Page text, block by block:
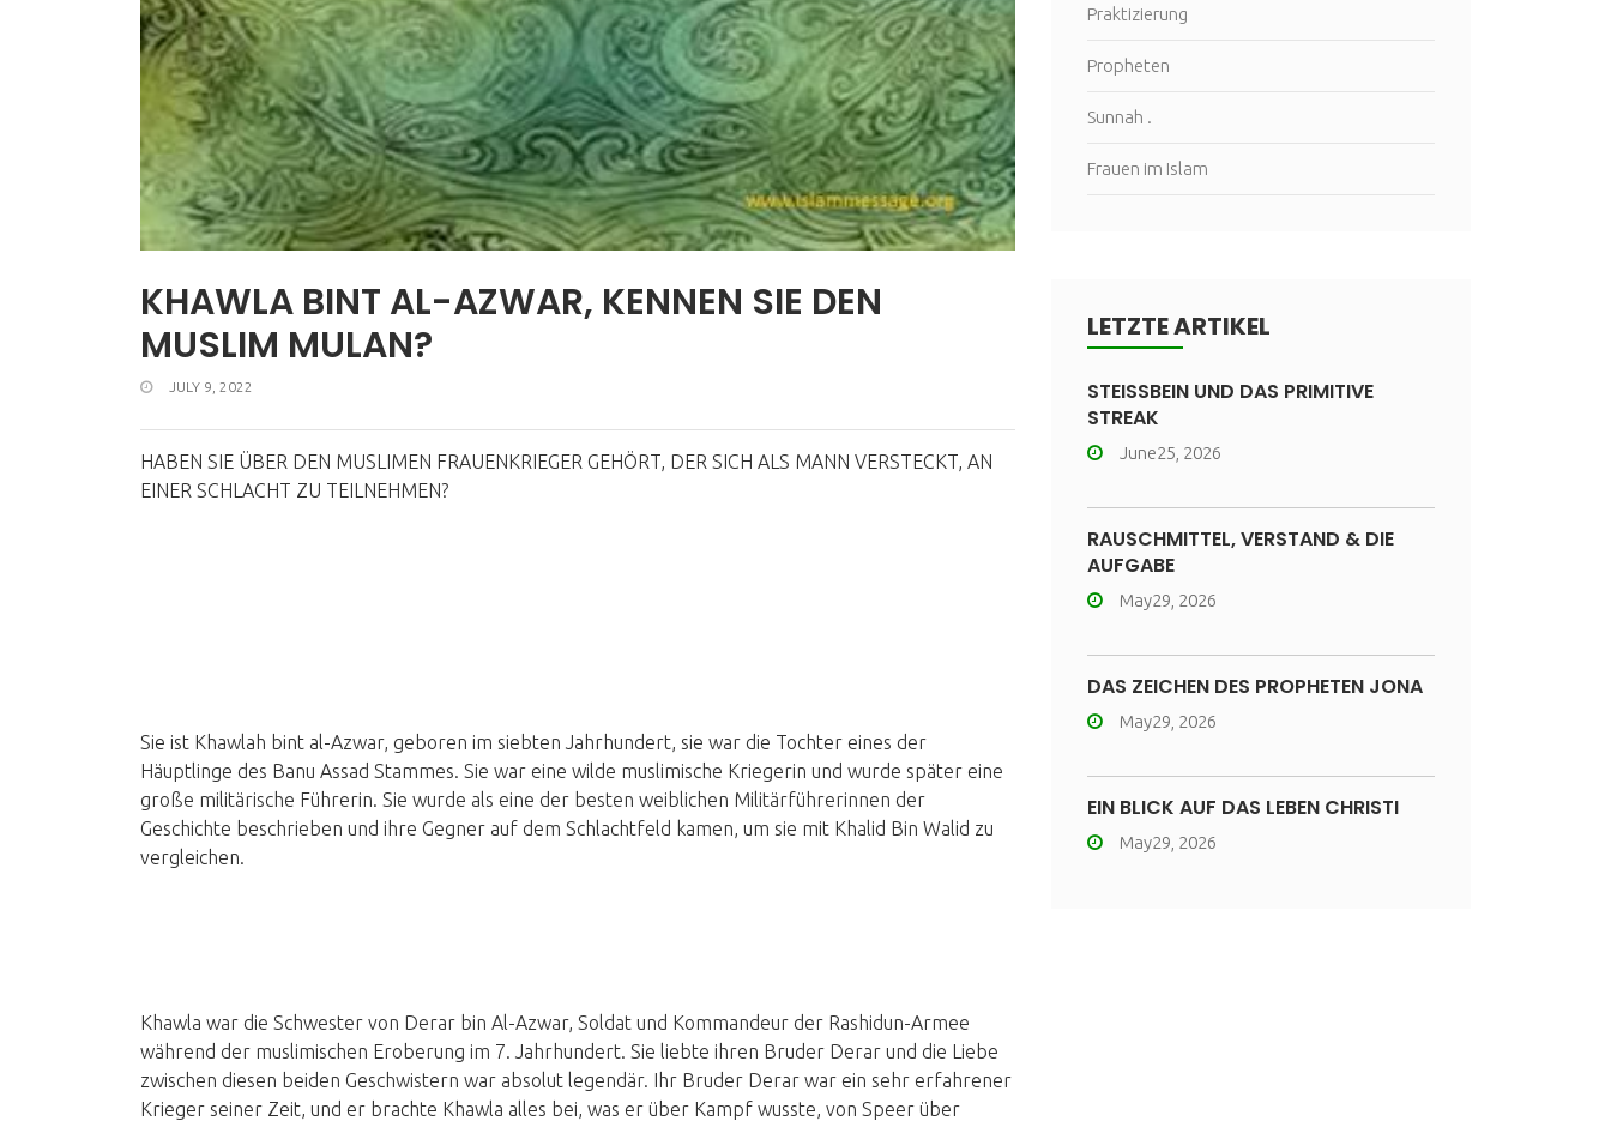
KHAWLA BINT AL-AZWAR, KENNEN SIE DEN
MUSLIM MULAN?
JULY 9, 2022
HABEN SIE ÜBER DEN MUSLIMEN FRAUENKRIEGER GEHÖRT, DER SICH ALS MANN VERSTECKT, AN
EINER SCHLACHT ZU TEILNEHMEN?
Sie ist Khawlah bint al-Azwar, geboren im siebten Jahrhundert, sie war die Tochter eines der
Häuptlinge des Banu Assad Stammes. Sie war eine wilde muslimische Kriegerin und wurde später eine
große militärische Führerin. Sie wurde als eine der besten weiblichen Militärführerinnen der
Geschichte beschrieben und ihre Gegner auf dem Schlachtfeld kamen, um sie mit Khalid Bin Walid zu
vergleichen.
Khawla war die Schwester von Derar bin Al-Azwar, Soldat und Kommandeur der Rashidun-Armee
während der muslimischen Eroberung im 7. Jahrhundert. Sie liebte ihren Bruder Derar und die Liebe
zwischen diesen beiden Geschwistern war absolut legendär. Ihr Bruder Derar war ein sehr erfahrener
Krieger seiner Zeit, und er brachte Khawla alles bei, was er über Kampf wusste, von Speer über
Praktizierung
Propheten
Sunnah .
Frauen im Islam
LETZTE ARTIKEL
STEISSBEIN UND DAS PRIMITIVE
STREAK
June25, 2026
RAUSCHMITTEL, VERSTAND & DIE
AUFGABE
May29, 2026
DAS ZEICHEN DES PROPHETEN JONA
May29, 2026
EIN BLICK AUF DAS LEBEN CHRISTI
May29, 2026